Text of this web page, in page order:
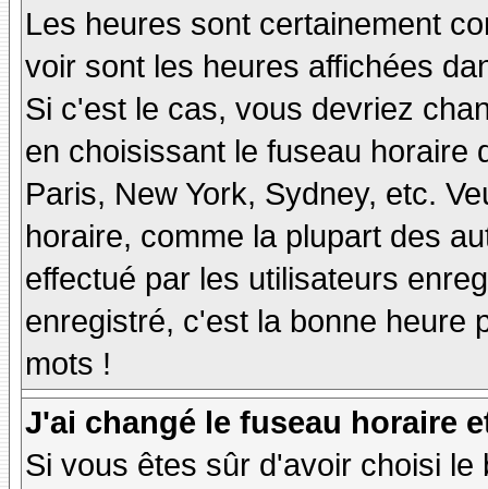
Les heures sont certainement
voir sont les heures affichées
Si c'est le cas, vous devriez
en choisissant le fuseau horaire
Paris, New York, Sydney, etc.
horaire, comme la plupart des
effectué par les utilisateurs
enregistré, c'est la bonne heure
mots !
J'ai changé le fuseau horaire
Si vous êtes sûr d'avoir choisi